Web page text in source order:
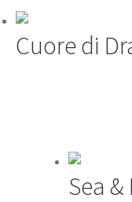
Cuore di
Sea